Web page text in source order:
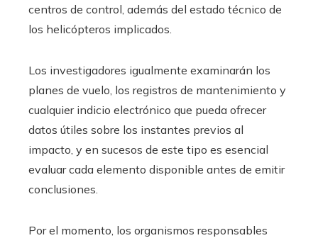
centros de control, además del estado técnico de
los helicópteros implicados.
Los investigadores igualmente examinarán los
planes de vuelo, los registros de mantenimiento y
cualquier indicio electrónico que pueda ofrecer
datos útiles sobre los instantes previos al
impacto, y en sucesos de este tipo es esencial
evaluar cada elemento disponible antes de emitir
conclusiones.
Por el momento, los organismos responsables